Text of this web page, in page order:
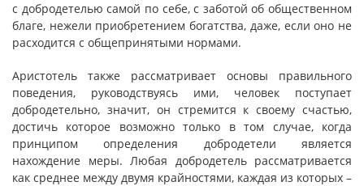
с добродетелью самой по себе, с заботой об общественном
благе, нежели приобретением богатства, даже, если оно не
расходится с общепринятыми нормами.
Аристотель также рассматривает основы правильного
поведения, руководствуясь ими, человек поступает
добродетельно, значит, он стремится к своему счастью,
достичь которое возможно только в том случае, когда
принципом определения добродетели является
нахождение меры. Любая добродетель рассматривается
как среднее между двумя крайностями, каждая из которых –